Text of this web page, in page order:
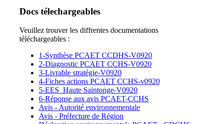
Docs télechargeables
Veuillez trouver les diffrentes documentations
téléchargeables :
1-Synthèse PCAET CCDHS-V0920
2-Diagnostic PCAET CCHS-V0920
3-Livrable stratégie-V0920
4-Fiches actions PCAET CCHS-v0920
5-EES_Haute Saintonge-V0920
6-Réponse aux avis PCAET-CCHS
Avis - Autorité environnementale
Avis - Préfecture de Région